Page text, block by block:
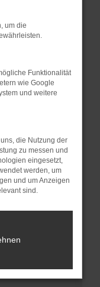
in einem
Stand
ein
auch dazu
nicht mehr
versucht
Du kannst
bei der
um die
Funktionalität
wie Google
und weitere
die Nutzung der
zu messen und
eingesetzt,
werden, um
und um Anzeigen
sind.